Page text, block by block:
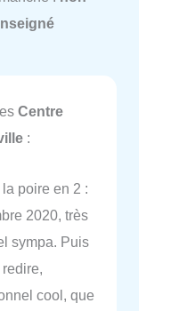
Centre
:
poire en 2 :
2020, très
sympa. Puis
cool, que